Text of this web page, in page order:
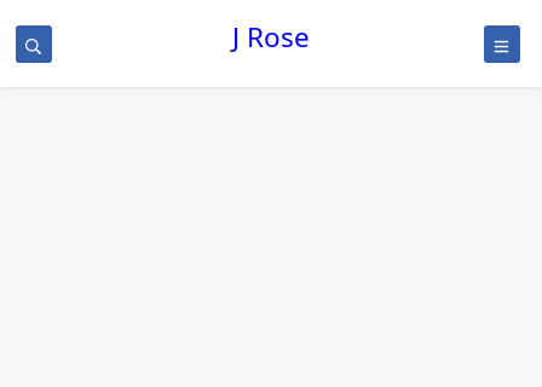
J Rose